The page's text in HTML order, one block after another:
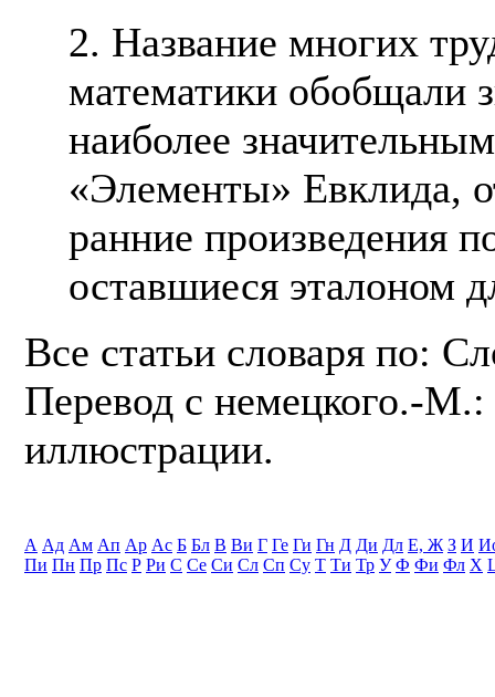
2. Название многих
математики обобщали
наиболее
«Элементы» Евклида,
ранние произведения
оставшиеся эталоном
Все статьи словаря по:
Перевод с немецкого.-
иллюстрации.
А Ад Ам Ап Ар Ас Б Бл В Ви Г Ге Ги Гн Д Ди Дл Е, Ж З И
Пи Пн Пр Пс Р Ри С Се Си Сл Сп Су Т Ти Тр У Ф Фи Фл Х